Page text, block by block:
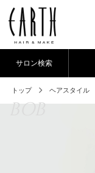
サロン検索
トップ ヘアスタイル
BOB